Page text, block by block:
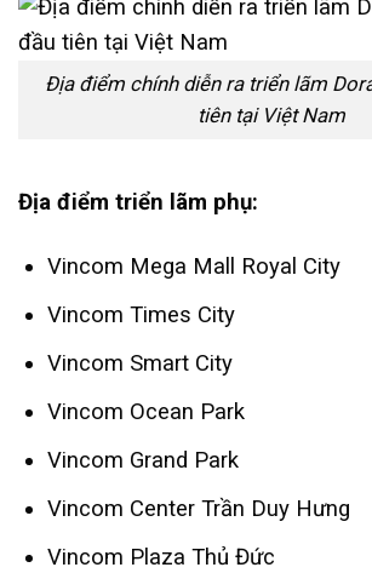
Địa điểm chính diễn ra triển lãm
tiên tại Việt Nam
Địa điểm triển lãm phụ:
Vincom Mega Mall Royal City
Vincom Times City
Vincom Smart City
Vincom Ocean Park
Vincom Grand Park
Vincom Center Trần Duy Hưng
Vincom Plaza Thủ Đức